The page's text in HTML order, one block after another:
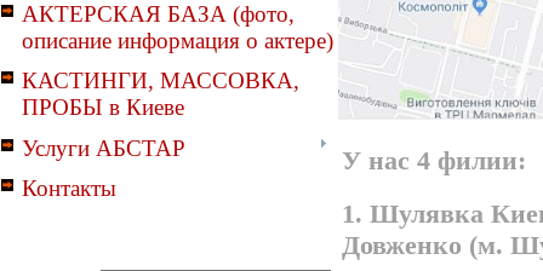
АКТЕРСКАЯ БАЗА (фото,
описание информация о актере)
КАСТИНГИ, МАССОВКА,
ПРОБЫ в Киеве
Услуги АБСТАР
Контакты
У нас 4 филии:
1. Шулявка
Довженко (м.